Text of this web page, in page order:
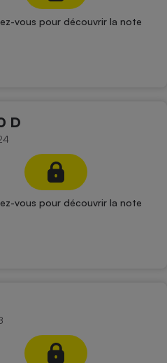
vous pour découvrir la note
D
vous pour découvrir la note